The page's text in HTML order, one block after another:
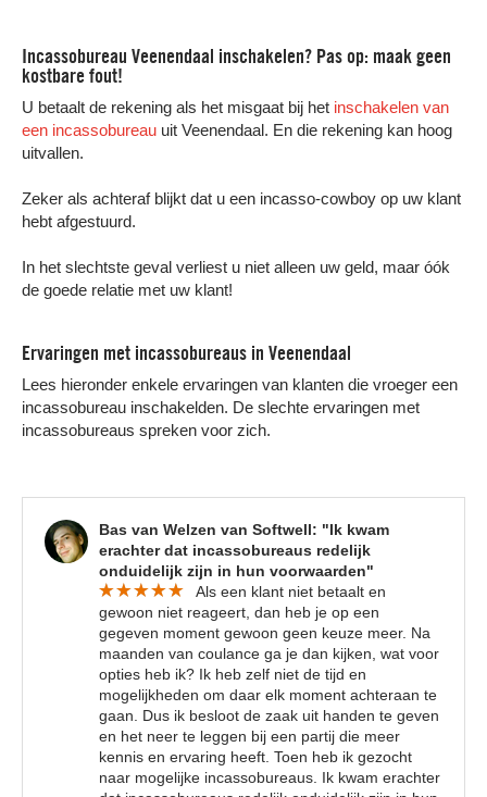
Incassobureau Veenendaal inschakelen? Pas op: maak geen
kostbare fout!
U betaalt de rekening als het misgaat bij het inschakelen van
een incassobureau uit Veenendaal. En die rekening kan hoog
uitvallen.
Zeker als achteraf blijkt dat u een incasso-cowboy op uw klant
hebt afgestuurd.
In het slechtste geval verliest u niet alleen uw geld, maar óók
de goede relatie met uw klant!
Ervaringen met incassobureaus in Veenendaal
Lees hieronder enkele ervaringen van klanten die vroeger een
incassobureau inschakelden. De slechte ervaringen met
incassobureaus spreken voor zich.
Bas van Welzen van Softwell: "Ik kwam
erachter dat incassobureaus redelijk
onduidelijk zijn in hun voorwaarden"
Als een klant niet betaalt en
gewoon niet reageert, dan heb je op een
gegeven moment gewoon geen keuze meer. Na
maanden van coulance ga je dan kijken, wat voor
opties heb ik? Ik heb zelf niet de tijd en
mogelijkheden om daar elk moment achteraan te
gaan. Dus ik besloot de zaak uit handen te geven
en het neer te leggen bij een partij die meer
kennis en ervaring heeft. Toen heb ik gezocht
naar mogelijke incassobureaus. Ik kwam erachter